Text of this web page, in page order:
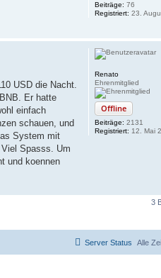
Beiträge: 76
Registriert: 23.
Renato
Ehrenmitglied
Offline
Beiträge: 2131
Registriert: 12. Mai
USD die Nacht.
Er hatte
einfach
schauen, und
System mit
Spasss. Um
und koennen
3
Alle
Server Status